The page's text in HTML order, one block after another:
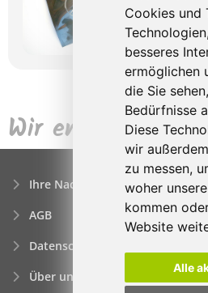
Cookies und
besseres
ermöglichen
die Sie
Bedürfnisse
Diese
wir
zu messen,
woher
kommen
Website
Alle
Wir empfehlen
Ihre Nachfrage
AGB
Datenschutzerklärung
Über uns